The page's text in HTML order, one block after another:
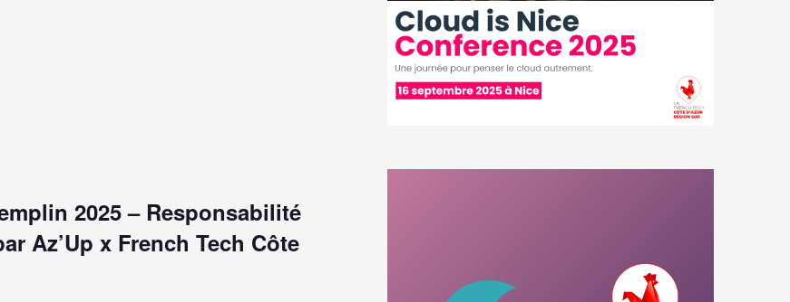
2025 – Responsabilité
Az’Up x French Tech Côte